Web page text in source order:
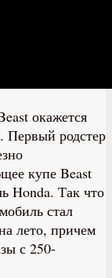
окажется
Первый родстер
купе Beast
Honda. Так что
стал
лето, причем
с 250-